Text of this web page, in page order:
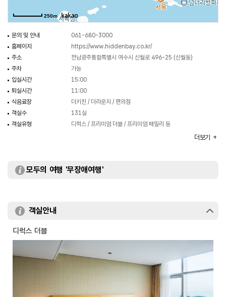
250m
문의 및 안내
061-680-3000
홈페이지
https://www.hiddenbay.co.kr/
주소
전남광주통합특별시 여수시 신월로 496-25 (신월동)
주차
가능
입실시간
15:00
퇴실시간
11:00
식음료장
더키친 / 더라운지 / 편의점
객실수
131실
객실유형
디럭스 / 프리미엄 더블 / 프리미엄 패밀리 등
더보기
모두의 여행 '무장애여행'
객실안내
디럭스 더블